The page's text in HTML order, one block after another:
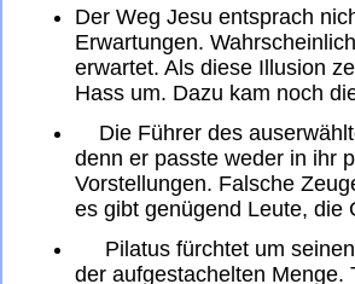
Der Weg Jesu entsprach
Erwartungen.
erwartet. Als diese Illusion
Hass um. Dazu kam noch
Die Führer des
denn er passte weder in ihr
Vorstellungen. Falsche
es gibt genügend Leute, die
Pilatus fürchtet um seinen
der aufgestachelten Menge.